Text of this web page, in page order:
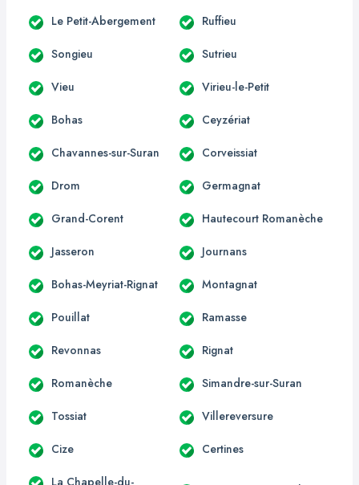
Le Petit-Abergement Ruffieu
Songieu Sutrieu
Vieu Virieu-le-Petit
Bohas Ceyzériat
Chavannes-sur-Suran Corveissiat
Drom Germagnat
Grand-Corent Hautecourt Romanèche
Jasseron Journans
Bohas-Meyriat-Rignat Montagnat
Pouillat Ramasse
Revonnas Rignat
Romanèche Simandre-sur-Suran
Tossiat Villereversure
Cize Certines
La Chapelle-du-